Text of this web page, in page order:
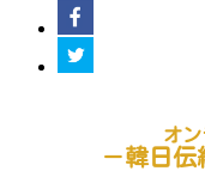
オ
－韓日伝